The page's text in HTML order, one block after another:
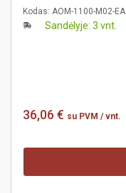
Kodas: AOM-1100-M02-EA
Sandėlyje: 3 vnt.
36,06 € su PVM / vnt.